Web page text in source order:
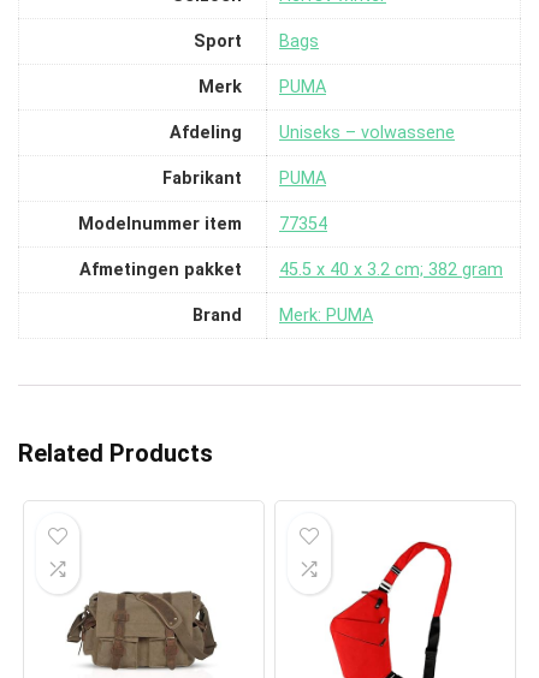
Sport ‎Bags
Merk ‎PUMA
Afdeling ‎Uniseks – volwassene
Fabrikant ‎PUMA
Modelnummer item ‎77354
Afmetingen pakket ‎45.5 x 40 x 3.2 cm; 382 gram
Brand Merk: PUMA
Related Products